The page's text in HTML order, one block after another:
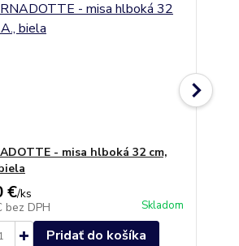
- misa hlboká 32 cm,
€/ks
bez DPH Skladom
Pridať do košíka